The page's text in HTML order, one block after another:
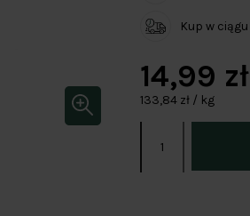
Kup w ciągu
14,99 zł
133,84 zł / kg